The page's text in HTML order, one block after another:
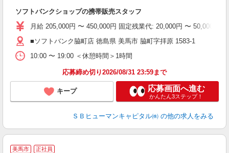
ソフトバンクショップの携帯販売スタッフ
月給 205,000円 〜 450,000円 固定残業代: 20,000円 〜 50,000円
■ソフトバンク脇町店 徳島県 美馬市 脇町字拝原 1583‐1
10:00 〜 19:00 ＜休憩時間＞1時間
応募締め切り2026/08/31 23:59まで
キープ 応募画面へ進む
かんたん3ステップ！
ＳＢヒューマンキャピタル㈱ の他の求人をみる
美馬市 正社員